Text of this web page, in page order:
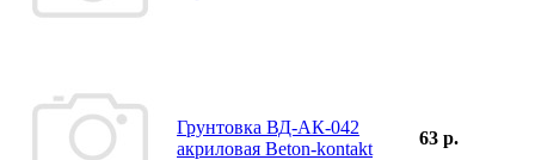
Грунтовка ВД-АК-042
акриловая Beton-kontakt
63 р.